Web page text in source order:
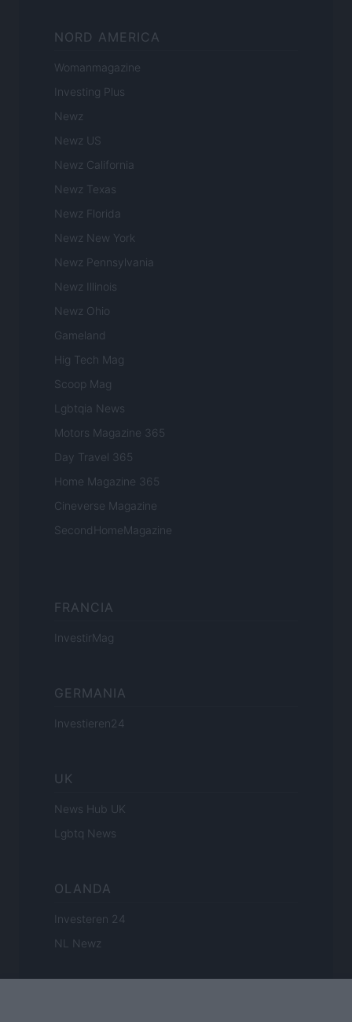
NORD AMERICA
Womanmagazine
Investing Plus
Newz
Newz US
Newz California
Newz Texas
Newz Florida
Newz New York
Newz Pennsylvania
Newz Illinois
Newz Ohio
Gameland
Hig Tech Mag
Scoop Mag
Lgbtqia News
Motors Magazine 365
Day Travel 365
Home Magazine 365
Cineverse Magazine
SecondHomeMagazine
FRANCIA
InvestirMag
GERMANIA
Investieren24
UK
News Hub UK
Lgbtq News
OLANDA
Investeren 24
NL Newz